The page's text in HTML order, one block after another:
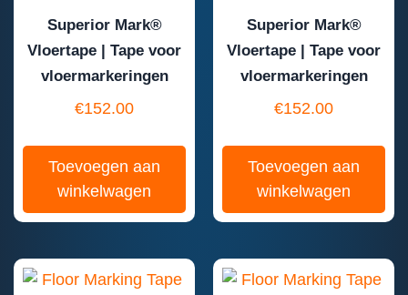
Superior Mark®
Vloertape | Tape voor
vloermarkeringen
€152.00
Toevoegen aan
winkelwagen
Superior Mark®
Vloertape | Tape voor
vloermarkeringen
€152.00
Toevoegen aan
winkelwagen